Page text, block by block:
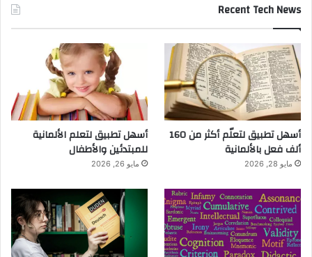
Recent Tech News
أسهل تطبيق لتعلّم أكثر من 160
ألف فعل بالألمانية
مايو 28, 2026
أسهل تطبيق لتعلم الألمانية
للمبتدئين والأطفال
مايو 26, 2026